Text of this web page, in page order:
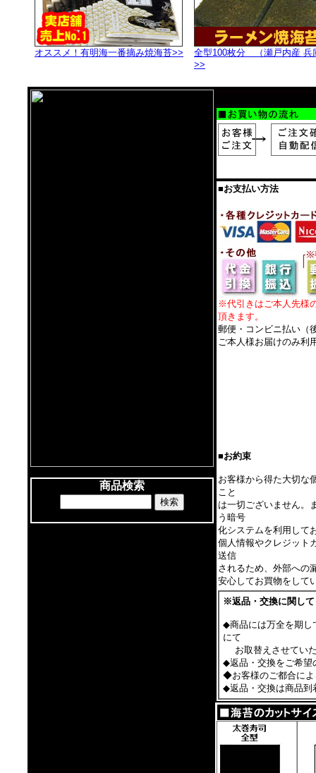
オススメ！有明海一番摘み焼海苔>>
全型100枚分 （瀬戸内産
>>
商品検索
■お支払い方法
※代引きはご本人先様
頂きます。
郵便・コンビニ払い（
ご本人様お届けのみ利
■お約束
お客様から得た大切な
こと
は一切ございません。
う暗号
化システムを利用して
個人情報やクレジット
送信
されるため、外部への
安心してお買物をして
※返品・交換に関し
◆商品には万全を期 し
にて
お取替えさせてい
◆返品・交換をご希望
◆お客様のご都合によ
◆返品・交換は商品到